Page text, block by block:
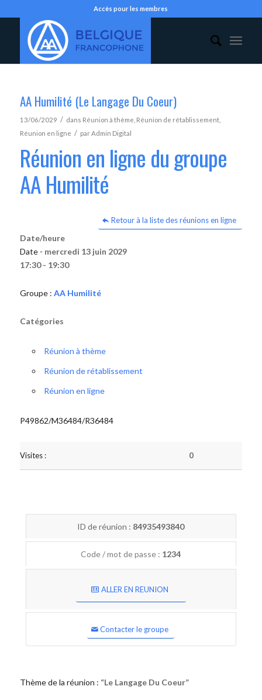
Accès pour les membres
AA Humilité (Le Langage Du Coeur)
13/06/2029 / dans Réunion à thème Réunion de rétablissement,
Réunion en ligne / parAdmin Digital
Réunion en ligne du groupe
AA Humilité
Retour à la liste des réunions en ligne
Date/heure
Date - mercredi 13 juin 2029
17:30 - 19:30
Groupe : AA Humilité
Catégories
Réunion à thème
Réunion de rétablissement
Réunion en ligne
P49862/M36484/R36484
Visites : 0
ID de réunion : 84935493840
Code / mot de passe : 1234
ALLER EN REUNION
Contacter le groupe
Thème de la réunion : “Le Langage Du Coeur”